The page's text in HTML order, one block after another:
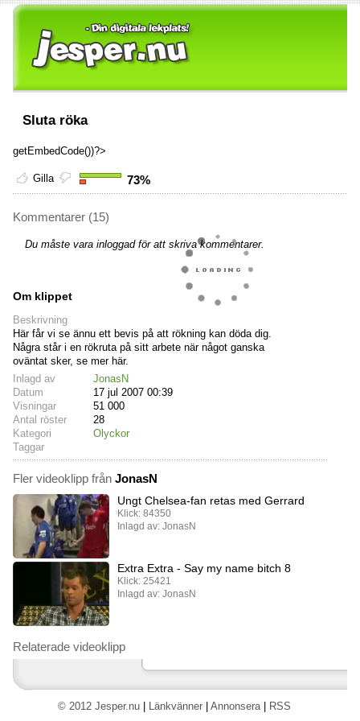
Sluta röka
getEmbedCode())?>
Gilla 73%
Kommentarer (15)
Du måste vara inloggad för att skriva kommentarer.
Om klippet
Beskrivning
Här får vi se ännu ett bevis på att rökning kan döda dig.
Några står i en rökruta på sitt arbete när något ganska
oväntat sker, se mer här.
Inlagd av
JonasN
Datum
17 jul 2007 00:39
Visningar
51 000
Antal röster
28
Kategori
Olyckor
Taggar
Fler videoklipp från JonasN
Ungt Chelsea-fan retas med Gerrard
Klick: 84350
Inlagd av: JonasN
Extra Extra - Say my name bitch 8
Klick: 25421
Inlagd av: JonasN
Relaterade videoklipp
© 2012 Jesper.nu| Länkvänner| Annonsera| RSS